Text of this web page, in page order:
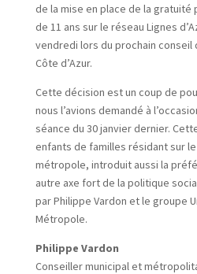
de la mise en place de la gratuité
de 11 ans sur le réseau Lignes
vendredi lors du prochain conseil
Côte d’Azur.
Cette décision est un coup de
nous l’avions demandé à
séance du 30 janvier dernier.
enfants de familles résidant sur
métropole, introduit aussi la
autre axe fort de la politique
par Philippe Vardon et le groupe
Métropole.
Philippe Vardon
Conseiller municipal et